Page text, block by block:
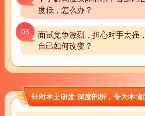
度低，怎么办？
05
面试竞争激烈，担心对手太强
自己如何改变？
针对本土研发 深度剖析，专为本省